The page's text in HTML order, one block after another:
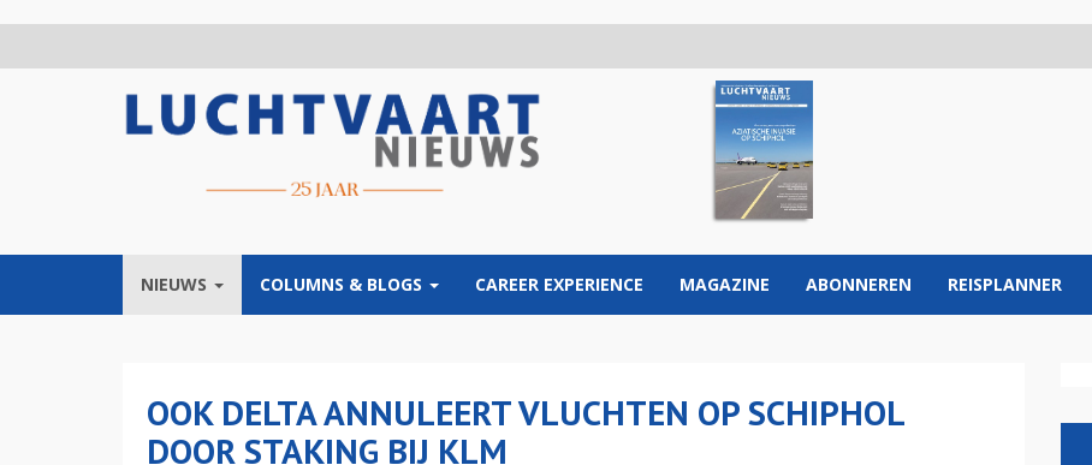
NIEUWS COLUMNS & BLOGS CAREER EXPERIENCE MAGAZINE ABONNEREN REISPLANNER
OOK DELTA ANNULEERT VLUCHTEN OP SCHIPHOL
DOOR STAKING BIJ KLM